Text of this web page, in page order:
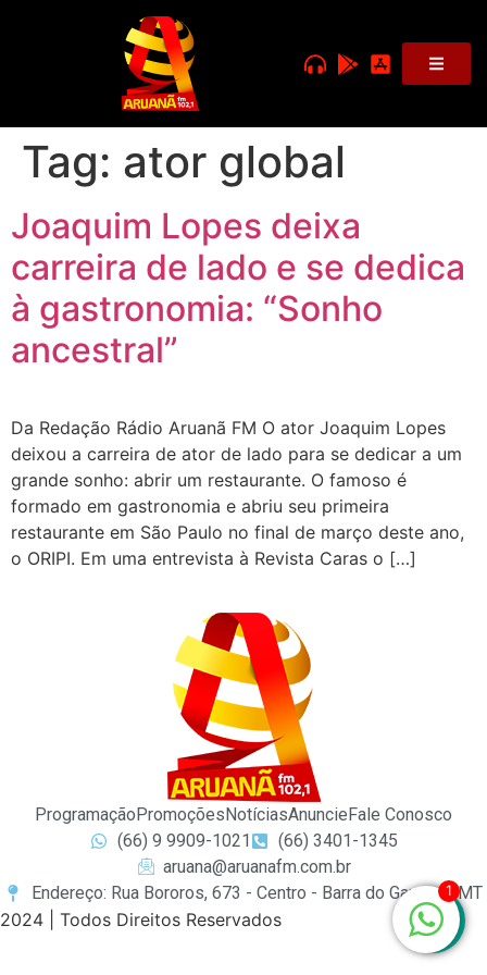
Tag: ator global
Joaquim Lopes deixa
carreira de lado e se dedica
à gastronomia: “Sonho
ancestral”
Da Redação Rádio Aruanã FM O ator Joaquim Lopes
deixou a carreira de ator de lado para se dedicar a um
grande sonho: abrir um restaurante. O famoso é
formado em gastronomia e abriu seu primeira
restaurante em São Paulo no final de março deste ano,
o ORIPI. Em uma entrevista à Revista Caras o […]
Programação Promoções NotíciasAnuncie Fale Conosco
(66) 9 9909-1021
(66) 3401-1345
aruana@aruanafm.com.br
Endereço: Rua Bororos, 673 - Centro - Barra do Garças / MT
2024 | Todos Direitos Reservados
1